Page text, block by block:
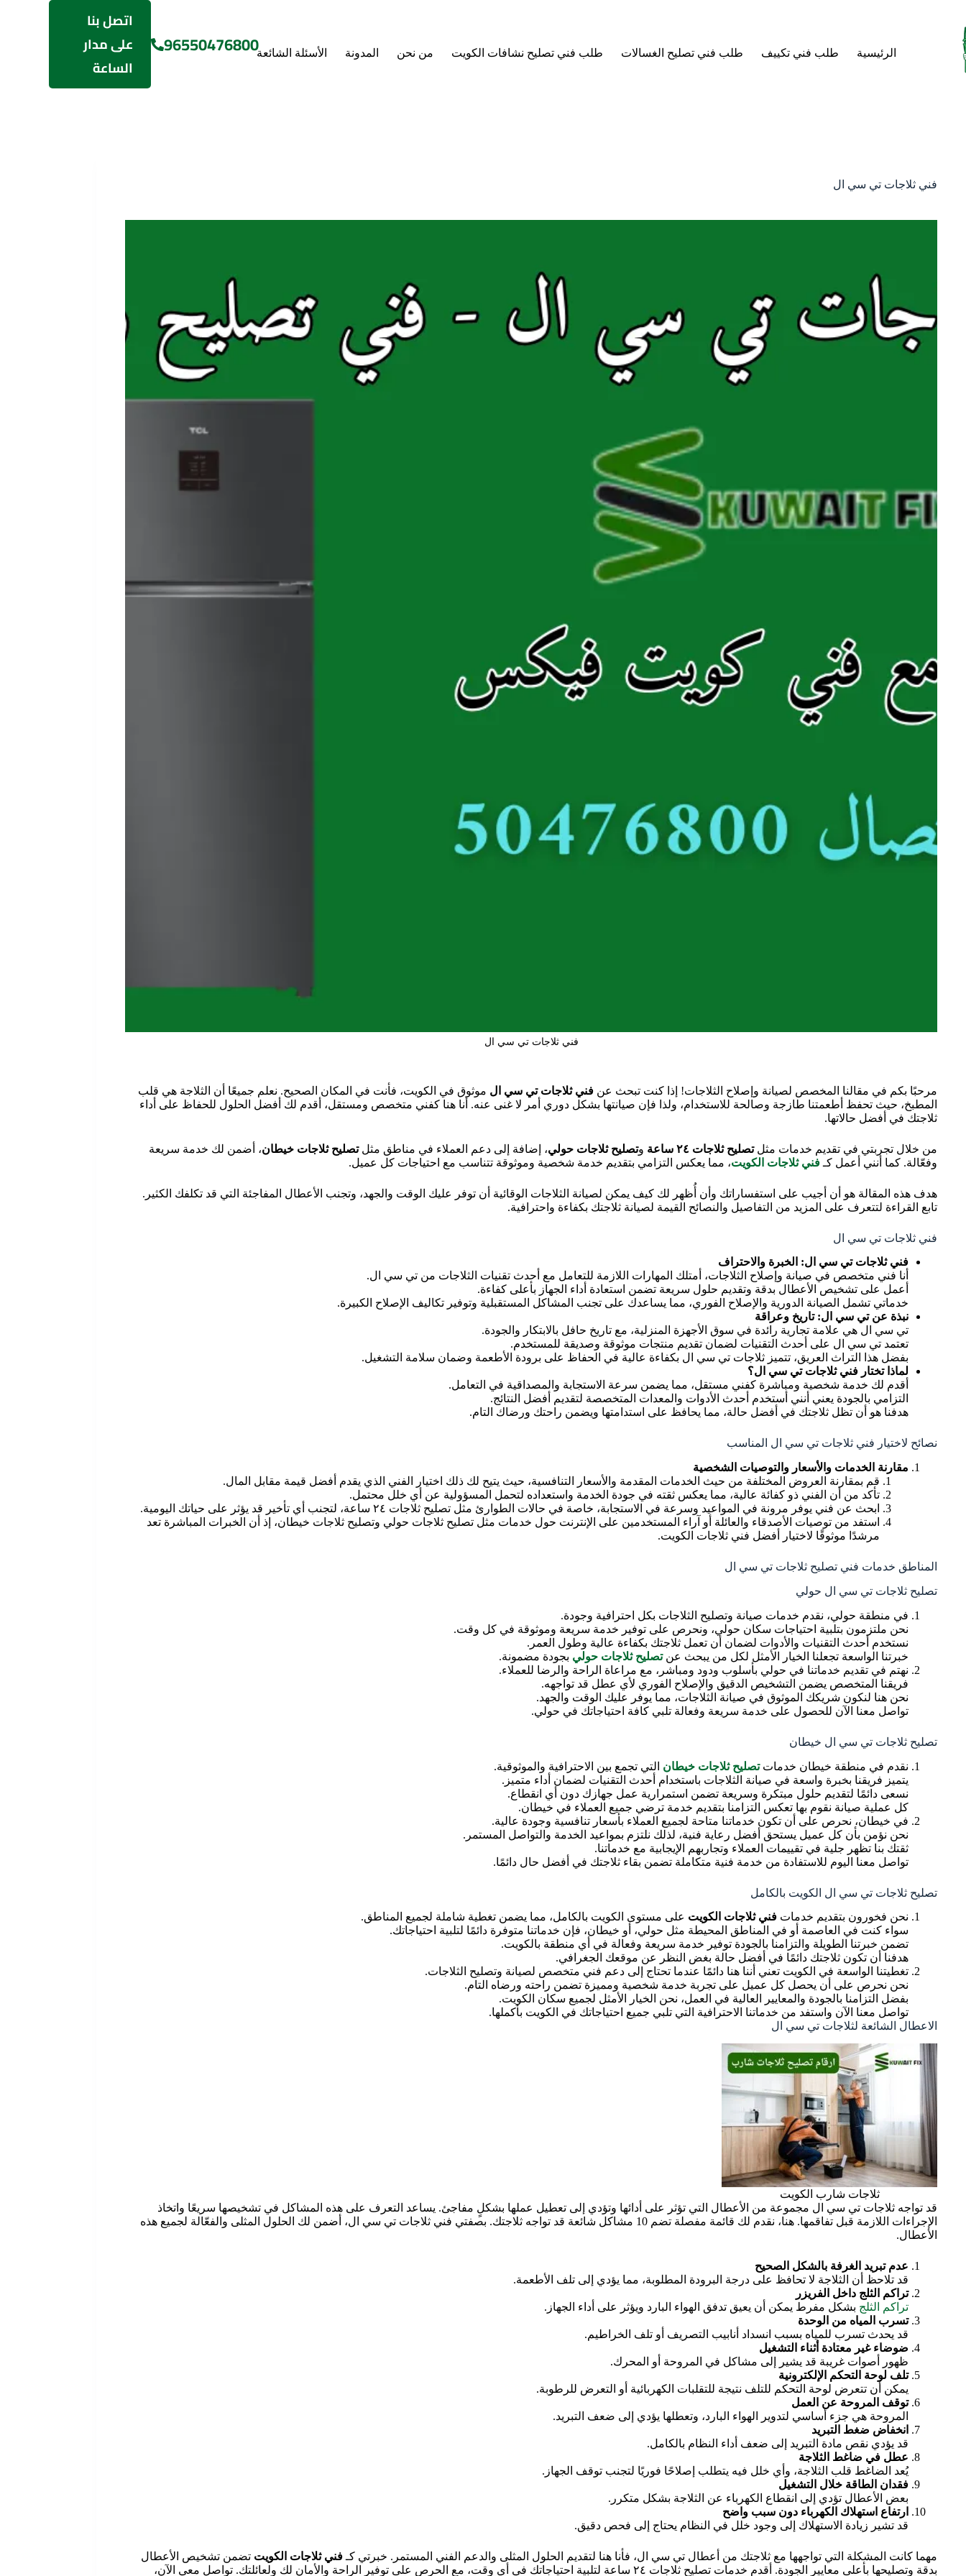
المحتوى
الرئيسية
طلب فني تكييف طلب فني تصليح الغسالات طلب فني تصليح نشافات الكويت من نحن المدونة الأسئلة الشائعة96550476800
اتصل بنا
على مدار
الساعة
فني ثلاجات تي سي ال
فني ثلاجات تي سي ال
مرحبًا بكم في مقالنا المخصص لصيانة وإصلاح الثلاجات! إذا كنت تبحث عن فني ثلاجات تي سي ال موثوق في الكويت، فأنت في المكان الصحيح. نعلم جميعًا أن الثلاجة هي قلب
المطبخ، حيث تحفظ أطعمتنا طازجة وصالحة للاستخدام، ولذا فإن صيانتها بشكل دوري أمر لا غنى عنه. أنا هنا كفني متخصص ومستقل، أقدم لك أفضل الحلول للحفاظ على أداء
ثلاجتك في أفضل حالاتها.
من خلال تجربتي في تقديم خدمات مثلتصليح ثلاجات ٢٤ ساعة وتصليح ثلاجات حولي، إضافة إلى دعم العملاء في مناطق مثلتصليح ثلاجات خيطان، أضمن لك خدمة سريعة
وفعّالة. كما أنني أعمل كـ فني ثلاجات الكويت، مما يعكس التزامي بتقديم خدمة شخصية وموثوقة تتناسب مع احتياجات كل عميل.
هدف هذه المقالة هو أن أجيب على استفساراتك وأن أُظهر لك كيف يمكن لصيانة الثلاجات الوقائية أن توفر عليك الوقت والجهد، وتجنب الأعطال المفاجئة التي قد تكلفك الكثير.
تابع القراءة لتتعرف على المزيد من التفاصيل والنصائح القيمة لصيانة ثلاجتك بكفاءة واحترافية.
فني ثلاجات تي سي ال
فني ثلاجات تي سي ال: الخبرة والاحتراف
أنا فني متخصص في صيانة وإصلاح الثلاجات، أمتلك المهارات اللازمة للتعامل مع أحدث تقنيات الثلاجات من تي سي ال.
أعمل على تشخيص الأعطال بدقة وتقديم حلول سريعة تضمن استعادة أداء الجهاز بأعلى كفاءة.
خدماتي تشمل الصيانة الدورية والإصلاح الفوري، مما يساعدك على تجنب المشاكل المستقبلية وتوفير تكاليف الإصلاح الكبيرة.
نبذة عن تي سي ال: تاريخ وعراقة
تي سي ال هي علامة تجارية رائدة في سوق الأجهزة المنزلية، مع تاريخ حافل بالابتكار والجودة.
تعتمد تي سي ال على أحدث التقنيات لضمان تقديم منتجات موثوقة وصديقة للمستخدم.
بفضل هذا التراث العريق، تتميز ثلاجات تي سي ال بكفاءة عالية في الحفاظ على برودة الأطعمة وضمان سلامة التشغيل.
لماذا تختار فني ثلاجات تي سي ال؟
أقدم لك خدمة شخصية ومباشرة كفني مستقل، مما يضمن سرعة الاستجابة والمصداقية في التعامل.
التزامي بالجودة يعني أنني أستخدم أحدث الأدوات والمعدات المتخصصة لتقديم أفضل النتائج.
هدفنا هو أن تظل ثلاجتك في أفضل حالة، مما يحافظ على استدامتها ويضمن راحتك ورضاك التام.
نصائح لاختيار فني ثلاجات تي سي ال المناسب
مقارنة الخدمات والأسعار والتوصيات الشخصية
قم بمقارنة العروض المختلفة من حيث الخدمات المقدمة والأسعار التنافسية، حيث يتيح لك ذلك اختيار الفني الذي يقدم أفضل قيمة مقابل المال.
تأكد من أن الفني ذو كفائة عالية، مما يعكس ثقته في جودة الخدمة واستعداده لتحمل المسؤولية عن أي خلل محتمل.
ابحث عن فني يوفر مرونة في المواعيد وسرعة في الاستجابة، خاصة في حالات الطوارئ مثل تصليح ثلاجات ٢٤ ساعة، لتجنب أي تأخير قد يؤثر على حياتك اليومية.
استفد من توصيات الأصدقاء والعائلة أو آراء المستخدمين على الإنترنت حول خدمات مثل تصليح ثلاجات حولي وتصليح ثلاجات خيطان، إذ أن الخبرات المباشرة تعد
مرشدًا موثوقًا لاختيار أفضل فني ثلاجات الكويت.
المناطق خدمات فني تصليح ثلاجات تي سي ال
تصليح ثلاجات تي سي ال حولي
في منطقة حولي، نقدم خدمات صيانة وتصليح الثلاجات بكل احترافية وجودة.
نحن ملتزمون بتلبية احتياجات سكان حولي، ونحرص على توفير خدمة سريعة وموثوقة في كل وقت.
نستخدم أحدث التقنيات والأدوات لضمان أن تعمل ثلاجتك بكفاءة عالية وطول العمر.
خبرتنا الواسعة تجعلنا الخيار الأمثل لكل من يبحث عنتصليح ثلاجات حولي بجودة مضمونة.
نهتم في تقديم خدماتنا في حولي بأسلوب ودود ومباشر، مع مراعاة الراحة والرضا للعملاء.
فريقنا المتخصص يضمن التشخيص الدقيق والإصلاح الفوري لأي عطل قد تواجهه.
نحن هنا لنكون شريكك الموثوق في صيانة الثلاجات، مما يوفر عليك الوقت والجهد.
تواصل معنا الآن للحصول على خدمة سريعة وفعالة تلبي كافة احتياجاتك في حولي.
تصليح ثلاجات تي سي ال خيطان
نقدم في منطقة خيطان خدماتتصليح ثلاجات خيطان التي تجمع بين الاحترافية والموثوقية.
يتميز فريقنا بخبرة واسعة في صيانة الثلاجات باستخدام أحدث التقنيات لضمان أداء متميز.
نسعى دائمًا لتقديم حلول مبتكرة وسريعة تضمن استمرارية عمل جهازك دون أي انقطاع.
كل عملية صيانة نقوم بها تعكس التزامنا بتقديم خدمة ترضي جميع العملاء في خيطان.
في خيطان، نحرص على أن تكون خدماتنا متاحة لجميع العملاء بأسعار تنافسية وجودة عالية.
نحن نؤمن بأن كل عميل يستحق أفضل رعاية فنية، لذلك نلتزم بمواعيد الخدمة والتواصل المستمر.
ثقتك بنا تظهر جلية في تقييمات العملاء وتجاربهم الإيجابية مع خدماتنا.
تواصل معنا اليوم للاستفادة من خدمة فنية متكاملة تضمن بقاء ثلاجتك في أفضل حال دائمًا.
تصليح ثلاجات تي سي ال الكويت بالكامل
نحن فخورون بتقديم خدمات فني ثلاجات الكويت على مستوى الكويت بالكامل، مما يضمن تغطية شاملة لجميع المناطق.
سواء كنت في العاصمة أو في المناطق المحيطة مثل حولي، أو خيطان، فإن خدماتنا متوفرة دائمًا لتلبية احتياجاتك.
تضمن خبرتنا الطويلة والتزامنا بالجودة توفير خدمة سريعة وفعالة في أي منطقة بالكويت.
هدفنا أن تكون ثلاجتك دائمًا في أفضل حالة بغض النظر عن موقعك الجغرافي.
تغطيتنا الواسعة في الكويت تعني أننا هنا دائمًا عندما تحتاج إلى دعم فني متخصص لصيانة وتصليح الثلاجات.
نحن نحرص على أن يحصل كل عميل على تجربة خدمة شخصية ومميزة تضمن راحته ورضاه التام.
بفضل التزامنا بالجودة والمعايير العالية في العمل، نحن الخيار الأمثل لجميع سكان الكويت.
تواصل معنا الآن واستفد من خدماتنا الاحترافية التي تلبي جميع احتياجاتك في الكويت بأكملها.
الاعطال الشائعة لثلاجات تي سي ال
ثلاجات شارب الكويت
قد تواجه ثلاجات تي سي ال مجموعة من الأعطال التي تؤثر على أدائها وتؤدي إلى تعطيل عملها بشكلٍ مفاجئ. يساعد التعرف على هذه المشاكل في تشخيصها سريعًا واتخاذ
الإجراءات اللازمة قبل تفاقمها. هنا، نقدم لك قائمة مفصلة تضم 10 مشاكل شائعة قد تواجه ثلاجتك. بصفتي فني ثلاجات تي سي ال، أضمن لك الحلول المثلى والفعّالة لجميع هذه
الأعطال.
عدم تبريد الغرفة بالشكل الصحيح
قد تلاحظ أن الثلاجة لا تحافظ على درجة البرودة المطلوبة، مما يؤدي إلى تلف الأطعمة.
تراكم الثلج داخل الفريزر
تراكم الثلج بشكل مفرط يمكن أن يعيق تدفق الهواء البارد ويؤثر على أداء الجهاز.
تسرب المياه من الوحدة
قد يحدث تسرب للمياه بسبب انسداد أنابيب التصريف أو تلف الخراطيم.
ضوضاء غير معتادة أثناء التشغيل
ظهور أصوات غريبة قد يشير إلى مشاكل في المروحة أو المحرك.
تلف لوحة التحكم الإلكترونية
يمكن أن تتعرض لوحة التحكم للتلف نتيجة للتقلبات الكهربائية أو التعرض للرطوبة.
توقف المروحة عن العمل
المروحة هي جزء أساسي لتدوير الهواء البارد، وتعطلها يؤدي إلى ضعف التبريد.
انخفاض ضغط التبريد
قد يؤدي نقص مادة التبريد إلى ضعف أداء النظام بالكامل.
عطل في ضاغط الثلاجة
يُعد الضاغط قلب الثلاجة، وأي خلل فيه يتطلب إصلاحًا فوريًا لتجنب توقف الجهاز.
فقدان الطاقة خلال التشغيل
بعض الأعطال تؤدي إلى انقطاع الكهرباء عن الثلاجة بشكل متكرر.
ارتفاع استهلاك الكهرباء دون سبب واضح
قد تشير زيادة الاستهلاك إلى وجود خلل في النظام يحتاج إلى فحص دقيق.
مهما كانت المشكلة التي تواجهها مع ثلاجتك من أعطال تي سي ال، فأنا هنا لتقديم الحلول المثلى والدعم الفني المستمر. خبرتي كـ فني ثلاجات الكويت تضمن تشخيص الأعطال
بدقة وتصليحها بأعلى معايير الجودة. أقدم خدمات تصليح ثلاجات ٢٤ ساعة لتلبية احتياجاتك في أي وقت، مع الحرص على توفير الراحة والأمان لك ولعائلتك. تواصل معي الآن،